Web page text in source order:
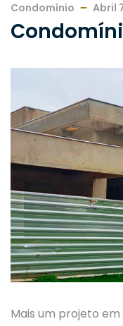
Condomínio Abril
Mais um projeto